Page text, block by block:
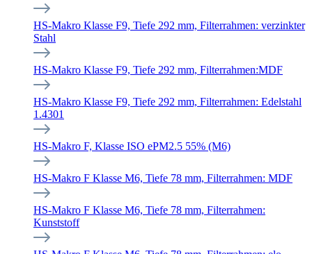
HS-Makro Klasse F9, Tiefe 292 mm, Filterrahmen: verzinkter
Stahl
HS-Makro Klasse F9, Tiefe 292 mm, Filterrahmen:MDF
HS-Makro Klasse F9, Tiefe 292 mm, Filterrahmen: Edelstahl
1.4301
HS-Makro F, Klasse ISO ePM2.5 55% (M6)
HS-Makro F Klasse M6, Tiefe 78 mm, Filterrahmen: MDF
HS-Makro F Klasse M6, Tiefe 78 mm, Filterrahmen:
Kunststoff